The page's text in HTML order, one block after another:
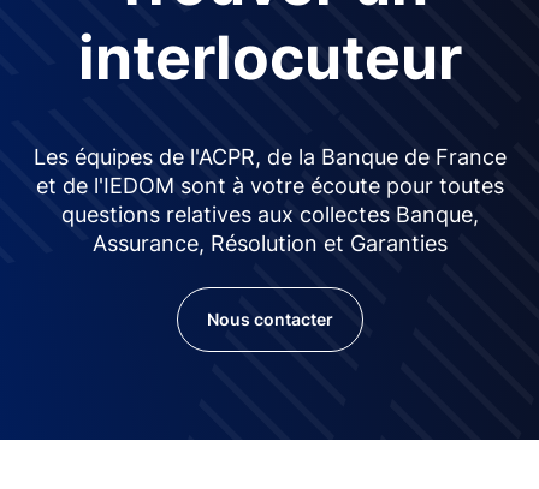
interlocuteur
Les équipes de l'ACPR, de la Banque de France
et de l'IEDOM sont à votre écoute pour toutes
questions relatives aux collectes Banque,
Assurance, Résolution et Garanties
Nous contacter